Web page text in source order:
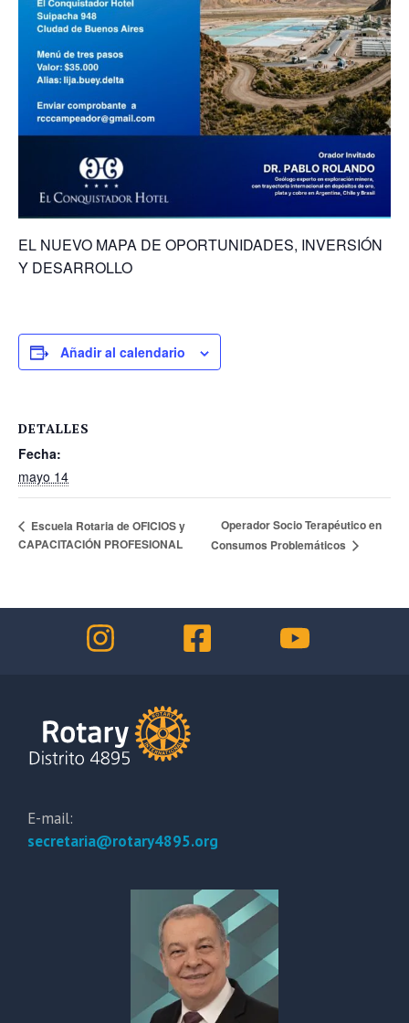
EL NUEVO MAPA DE OPORTUNIDADES, INVERSIÓN
Y DESARROLLO
Añadir al calendario
DETALLES
Fecha:
mayo 14
Escuela Rotaria de OFICIOS y
CAPACITACIÓN PROFESIONAL
Operador Socio Terapéutico en
Consumos Problemáticos
E-mail:
secretaria@rotary4895.org